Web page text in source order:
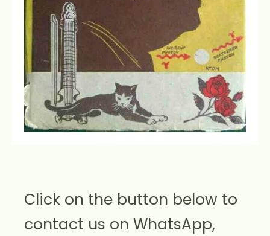
Click on the button below to
contact us on WhatsApp,